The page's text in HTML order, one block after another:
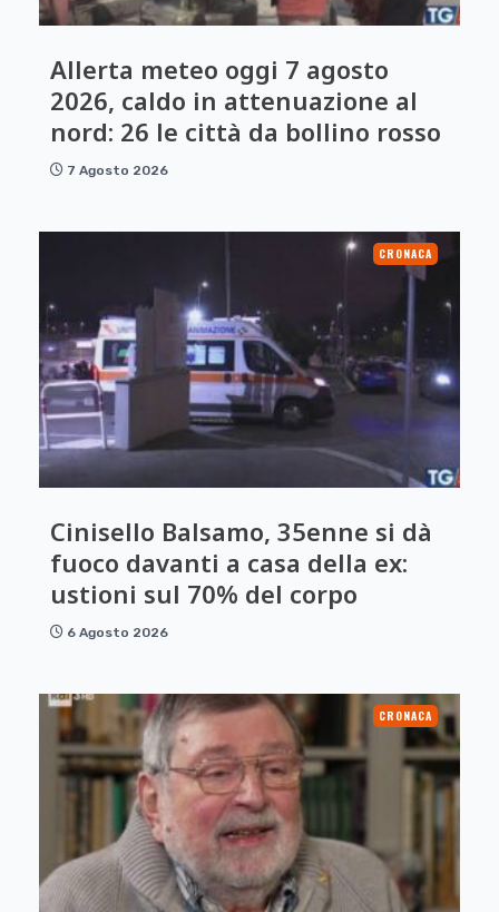
Allerta meteo oggi 7 agosto
2026, caldo in attenuazione al
nord: 26 le città da bollino rosso
7 Agosto 2026
CRONACA
Cinisello Balsamo, 35enne si dà
fuoco davanti a casa della ex:
ustioni sul 70% del corpo
6 Agosto 2026
CRONACA